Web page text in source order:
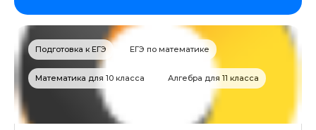
Подготовка к ЕГЭ ЕГЭ по математике
Математика для 10 класса Алгебра для 11 класса